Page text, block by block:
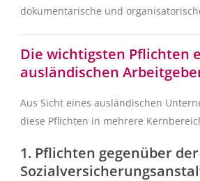
dokumentarische und
Die wichtigsten Pflichten
ausländischen
Aus Sicht eines ausländischen
diese Pflichten in mehrere
1. Pflichten gegenüber der